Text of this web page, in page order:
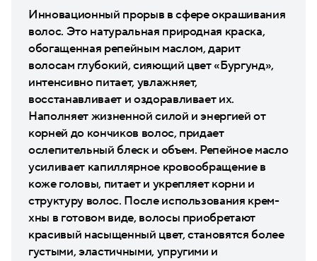
Инновационный прорыв в сфере окрашивания
волос. Это натуральная природная краска,
обогащенная репейным маслом, дарит
волосам глубокий, сияющий цвет «Бургунд»,
интенсивно питает, увлажняет,
восстанавливает и оздоравливает их.
Наполняет жизненной силой и энергией от
корней до кончиков волос, придает
ослепительный блеск и объем. Репейное масло
усиливает капиллярное кровообращение в
коже головы, питает и укрепляет корни и
структуру волос. После использования крем-
хны в готовом виде, волосы приобретают
красивый насыщенный цвет, становятся более
густыми, эластичными, упругими и